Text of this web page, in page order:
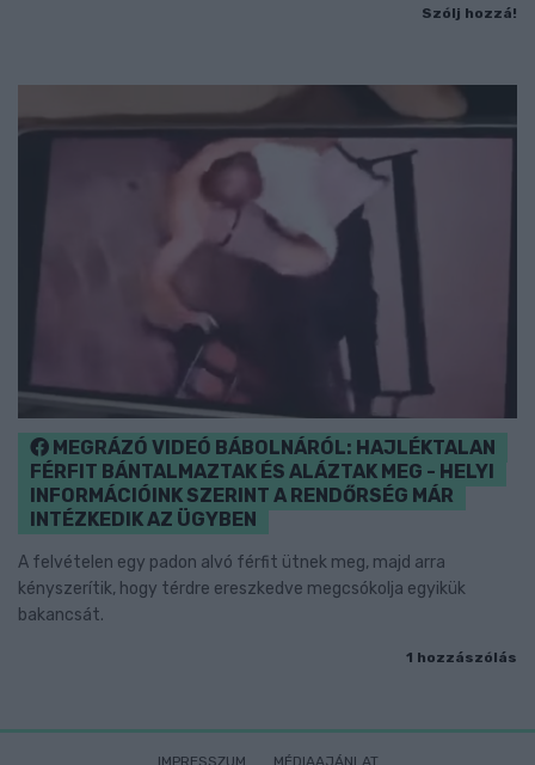
Szólj hozzá!
MEGRÁZÓ VIDEÓ BÁBOLNÁRÓL: HAJLÉKTALAN
FÉRFIT BÁNTALMAZTAK ÉS ALÁZTAK MEG - HELYI
INFORMÁCIÓINK SZERINT A RENDŐRSÉG MÁR
INTÉZKEDIK AZ ÜGYBEN
A felvételen egy padon alvó férfit ütnek meg, majd arra
kényszerítik, hogy térdre ereszkedve megcsókolja egyikük
bakancsát.
1 hozzászólás
IMPRESSZUM MÉDIAAJÁNLAT